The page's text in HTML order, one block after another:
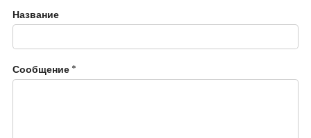
Название
Сообщение *